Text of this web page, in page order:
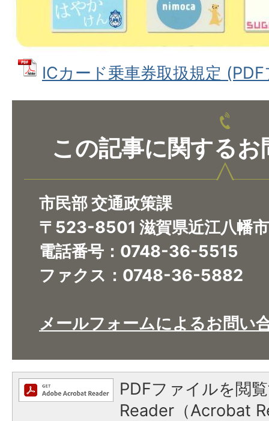
ICカード乗車券取扱規定
この記事に関するお
市民部 交通政策課
〒523-8501 滋賀県近江八幡
電話番号：0748-36-5515
ファクス：0748-36-5882
メールフォームによるお問い
PDFファイルを閲
Reader（Acrobat